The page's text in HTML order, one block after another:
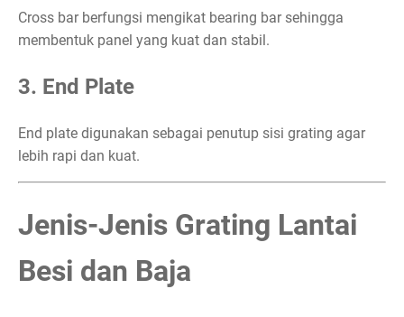
Cross bar berfungsi mengikat bearing bar sehingga
membentuk panel yang kuat dan stabil.
3. End Plate
End plate digunakan sebagai penutup sisi grating agar
lebih rapi dan kuat.
Jenis-Jenis Grating Lantai
Besi dan Baja